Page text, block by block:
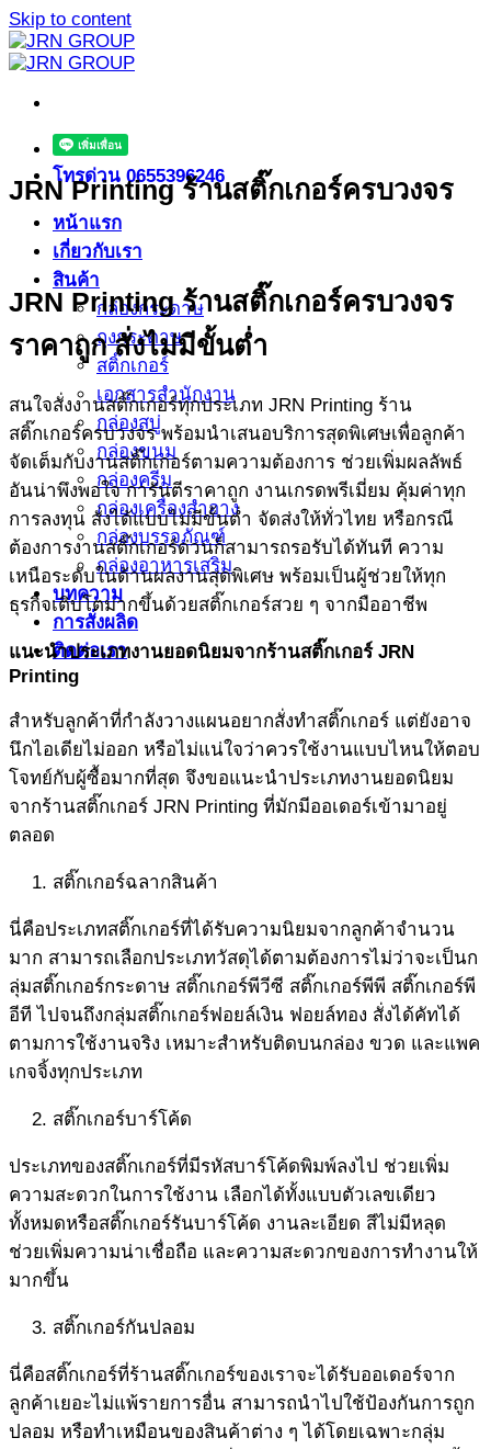
Skip to content
โทรด่วน 0655396246
หน้าแรก
เกี่ยวกับเรา
สินค้า
กล่องกระดาษ
ถุงกระดาษ
สติ๊กเกอร์
เอกสารสำนักงาน
กล่องสบู่
กล่องขนม
กล่องครีม
กล่องเครื่องสำอาง
กล่องบรรจุภัณฑ์
กล่องอาหารเสริม
บทความ
การสั่งผลิด
ติดต่อเรา
JRN Printing ร้านสติ๊กเกอร์ครบวงจร
JRN Printing ร้านสติ๊กเกอร์ครบวงจร
ราคาถูก สั่งไม่มีขั้นต่ำ
สนใจสั่งงานสติ๊กเกอร์ทุกประเภท JRN Printing ร้าน
สติ๊กเกอร์ครบวงจร พร้อมนำเสนอบริการสุดพิเศษเพื่อลูกค้า
จัดเต็มกับงานสติ๊กเกอร์ตามความต้องการ ช่วยเพิ่มผลลัพธ์
อันน่าพึงพอใจ การันตีราคาถูก งานเกรดพรีเมี่ยม คุ้มค่าทุก
การลงทุน สั่งได้แบบไม่มีขั้นต่ำ จัดส่งให้ทั่วไทย หรือกรณี
ต้องการงานสติ๊กเกอร์ด่วนก็สามารถรอรับได้ทันที ความ
เหนือระดับในด้านผลงานสุดพิเศษ พร้อมเป็นผู้ช่วยให้ทุก
ธุรกิจเติบโตมากขึ้นด้วยสติ๊กเกอร์สวย ๆ จากมืออาชีพ
แนะนำประเภทงานยอดนิยมจากร้านสติ๊กเกอร์ JRN
Printing
สำหรับลูกค้าที่กำลังวางแผนอยากสั่งทำสติ๊กเกอร์ แต่ยังอาจ
นึกไอเดียไม่ออก หรือไม่แน่ใจว่าควรใช้งานแบบไหนให้ตอบ
โจทย์กับผู้ซื้อมากที่สุด จึงขอแนะนำประเภทงานยอดนิยม
จากร้านสติ๊กเกอร์ JRN Printing ที่มักมีออเดอร์เข้ามาอยู่
ตลอด
สติ๊กเกอร์ฉลากสินค้า
นี่คือประเภทสติ๊กเกอร์ที่ได้รับความนิยมจากลูกค้าจำนวน
มาก สามารถเลือกประเภทวัสดุได้ตามต้องการไม่ว่าจะเป็นก
ลุ่มสติ๊กเกอร์กระดาษ สติ๊กเกอร์พีวีซี สติ๊กเกอร์พีพี สติ๊กเกอร์พี
อีที ไปจนถึงกลุ่มสติ๊กเกอร์ฟอยล์เงิน ฟอยล์ทอง สั่งได้คัทได้
ตามการใช้งานจริง เหมาะสำหรับติดบนกล่อง ขวด และแพค
เกจจิ้งทุกประเภท
สติ๊กเกอร์บาร์โค้ด
ประเภทของสติ๊กเกอร์ที่มีรหัสบาร์โค้ดพิมพ์ลงไป ช่วยเพิ่ม
ความสะดวกในการใช้งาน เลือกได้ทั้งแบบตัวเลขเดียว
ทั้งหมดหรือสติ๊กเกอร์รันบาร์โค้ด งานละเอียด สีไม่มีหลุด
ช่วยเพิ่มความน่าเชื่อถือ และความสะดวกของการทำงานให้
มากขึ้น
สติ๊กเกอร์กันปลอม
นี่คือสติ๊กเกอร์ที่ร้านสติ๊กเกอร์ของเราจะได้รับออเดอร์จาก
ลูกค้าเยอะไม่แพ้รายการอื่น สามารถนำไปใช้ป้องกันการถูก
ปลอม หรือทำเหมือนของสินค้าต่าง ๆ ได้โดยเฉพาะกลุ่ม